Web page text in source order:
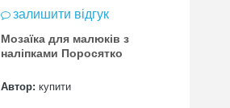
залишити відгук
Мозаїка для малюків з
наліпками Поросятко
Автор: купити